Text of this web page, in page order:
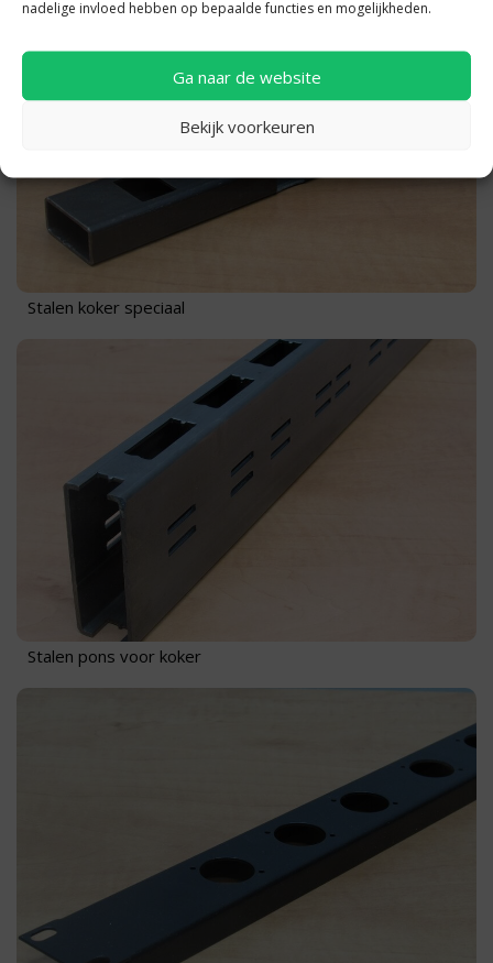
nadelige invloed hebben op bepaalde functies en mogelijkheden.
Ga naar de website
Bekijk voorkeuren
Stalen koker speciaal
Stalen pons voor koker